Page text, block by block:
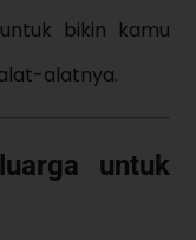
bikin kamu
alatnya.
untuk